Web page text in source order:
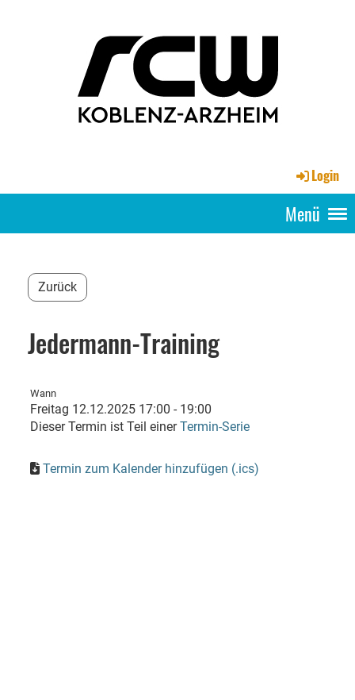
Login
Menü
Zurück
Jedermann-Training
Wann
Freitag 12.12.2025 17:00 - 19:00
Dieser Termin ist Teil einerTermin-Serie
Termin zum Kalender hinzufügen (.ics)